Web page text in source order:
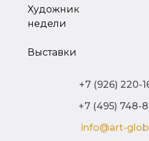
Художник
недели
Выставки
+7 (926) 220-
+7 (495) 748-
info@art-